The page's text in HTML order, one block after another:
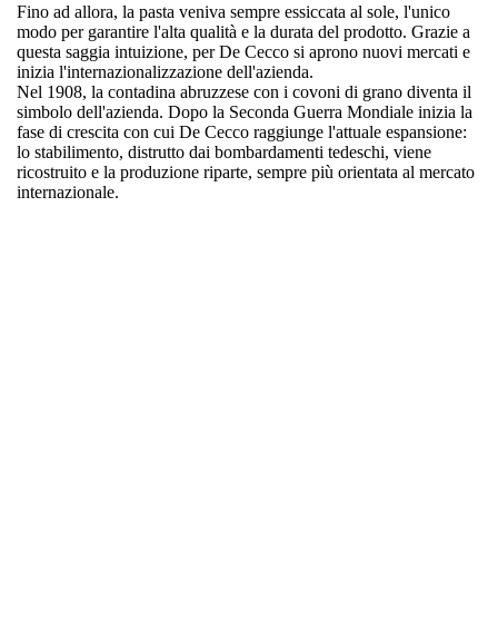
Fino ad allora, la pasta veniva sempre essiccata al sole, l'unico
modo per garantire l'alta qualità e la durata del prodotto. Grazie a
questa saggia intuizione, per De Cecco si aprono nuovi mercati e
inizia l'internazionalizzazione dell'azienda.
Nel 1908, la contadina abruzzese con i covoni di grano diventa il
simbolo dell'azienda. Dopo la Seconda Guerra Mondiale inizia la
fase di crescita con cui De Cecco raggiunge l'attuale espansione:
lo stabilimento, distrutto dai bombardamenti tedeschi, viene
ricostruito e la produzione riparte, sempre più orientata al mercato
internazionale.